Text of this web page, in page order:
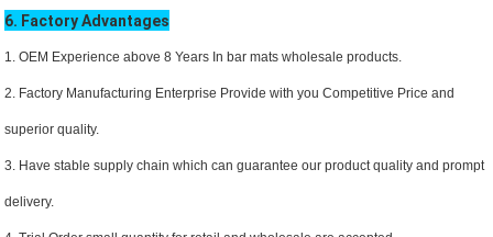
6. Factory Advantages
1. OEM Experience above 8 Years In bar mats wholesaleproducts.
2. Factory Manufacturing Enterprise Provide with you Competitive Price and
superior quality.
3. Have stable supply chain which can guarantee our product quality and prompt
delivery.